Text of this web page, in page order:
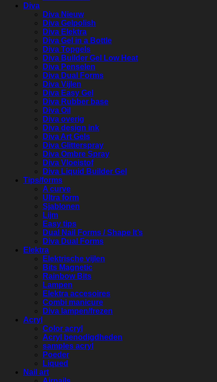
Diva
Diva Nieuw
Diva Gelpolish
Diva Elektra
Diva Gel in a Bottle
Diva Topgels
Diva Builder Gel Low Heat
Diva Penselen
Diva Dual Forms
Diva Vijlen
Diva Easy Gel
Diva Rubber base
Diva Oil
Diva overig
Diva design ink
Diva Art Gels
Diva Glitterspray
Diva Ombre Spray
Diva Vloeistof
Diva Liquid Builder Gel
Tips/forms
A curve
Ultra form
Sjablonen
Lijm
Easy tips
Dual Nail Forms / Shape It’s
Diva Dual Forms
Elektra
Elektrische vijlen
Bits Magnetic
Rainbow Bits
Lampen
Elektra accesoires
Combi manicure
Diva lampen/frezen
Acryl
Color acryl
Acryl benodigdheden
samples acryl
Poeder
Liqued
Nail art